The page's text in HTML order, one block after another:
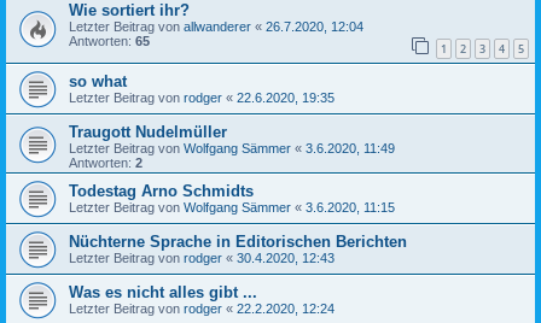
Wie sortiert ihr?
Letzter Beitrag von allwanderer « 26.7.2020, 12:04
Antworten: 65 1 2 3 4 5
so what
Letzter Beitrag von rodger « 22.6.2020, 19:35
Traugott Nudelmüller
Letzter Beitrag von Wolfgang Sämmer « 3.6.2020, 11:49
Antworten: 2
Todestag Arno Schmidts
Letzter Beitrag von Wolfgang Sämmer « 3.6.2020, 11:15
Nüchterne Sprache in Editorischen Berichten
Letzter Beitrag von rodger « 30.4.2020, 12:43
Was es nicht alles gibt ...
Letzter Beitrag von rodger « 22.2.2020, 12:24